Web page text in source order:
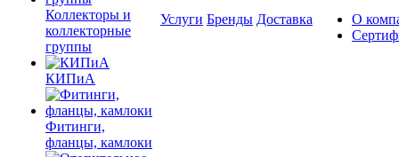
Коллекторы и
коллекторные
группы
КИПиА
Фитинги,
фланцы, камлоки
Услуги Бренды Доставка
О